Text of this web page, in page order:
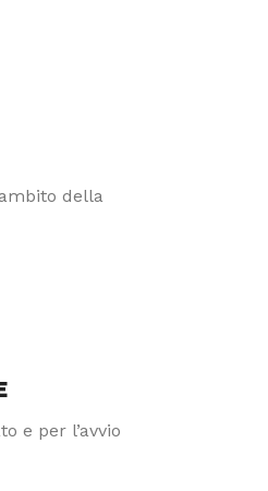
della
e per l’avvio